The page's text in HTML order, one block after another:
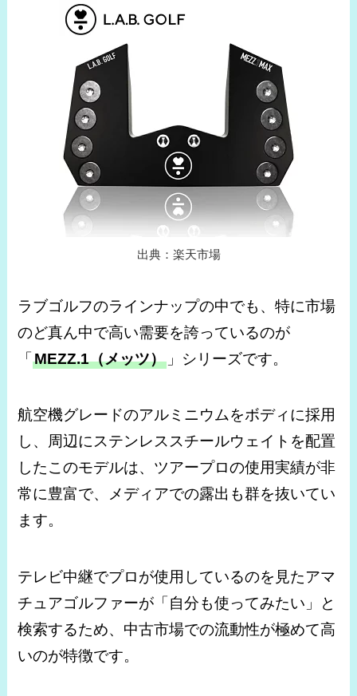
出典：楽天市場
ラブゴルフのラインナップの中でも、特に市場
のど真ん中で高い需要を誇っているのが
「MEZZ.1（メッツ） 」シリーズです。
航空機グレードのアルミニウムをボディに採用
し、周辺にステンレススチールウェイトを配置
したこのモデルは、ツアープロの使用実績が非
常に豊富で、メディアでの露出も群を抜いてい
ます。
テレビ中継でプロが使用しているのを見たアマ
チュアゴルファーが「自分も使ってみたい」と
検索するため、中古市場での流動性が極めて高
いのが特徴です。